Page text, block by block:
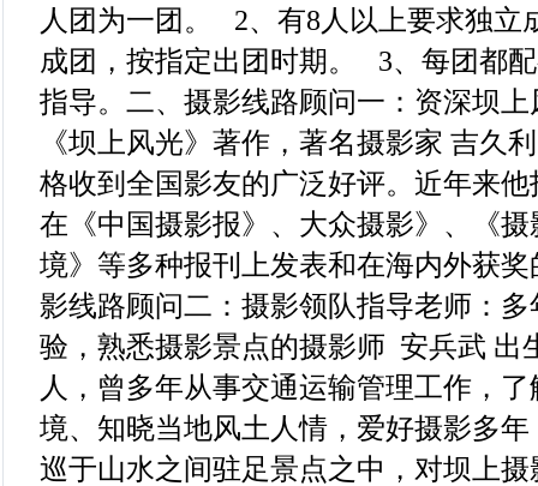
人团为一团。 2、有8人以上要求独立
成团，按指定出团时期。 3、每团都
指导。二、摄影线路顾问一：资深坝
《坝上风光》著作，著名摄影家 吉久
格收到全国影友的广泛好评。近年来
在《中国摄影报》、大众摄影》、《
境》等多种报刊上发表和在海内外获
影线路顾问二：摄影领队指导老师：
验，熟悉摄影景点的摄影师 安兵武 出
人，曾多年从事交通运输管理工作，
境、知晓当地风土人情，爱好摄影多年
巡于山水之间驻足景点之中，对坝上